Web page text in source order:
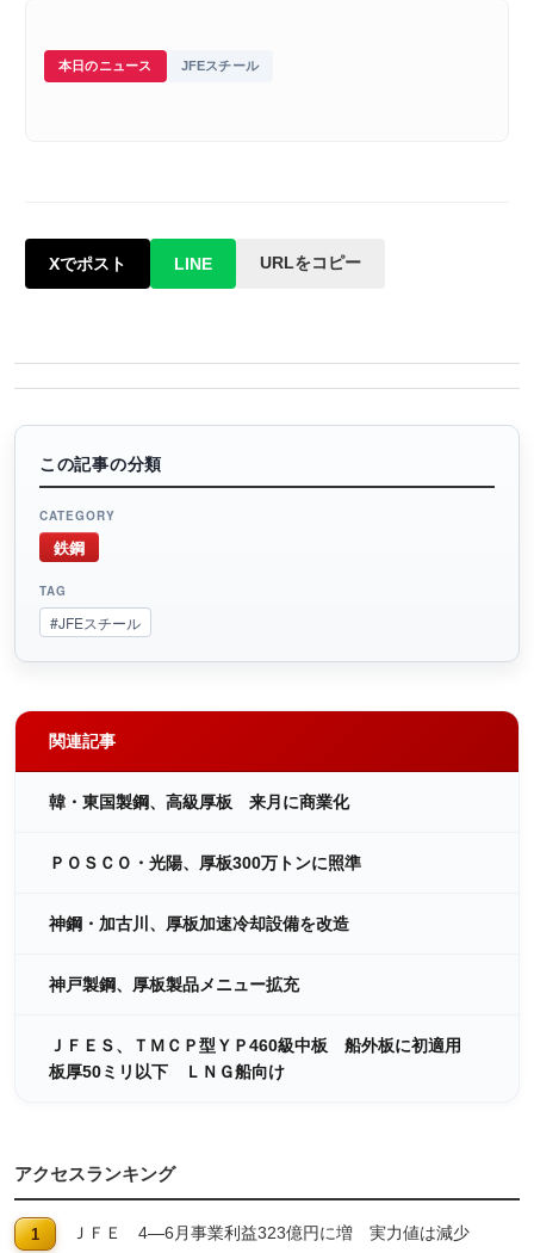
本日のニュース JFEスチール
Xでポスト LINE URLをコピー
この記事の分類
CATEGORY
鉄鋼
TAG
#JFEスチール
関連記事
韓・東国製鋼、高級厚板 来月に商業化
ＰＯＳＣＯ・光陽、厚板300万トンに照準
神鋼・加古川、厚板加速冷却設備を改造
神戸製鋼、厚板製品メニュー拡充
ＪＦＥＳ、ＴＭＣＰ型ＹＰ460級中板 船外板に初適用
板厚50ミリ以下 ＬＮＧ船向け
アクセスランキング
ＪＦＥ 4―6月事業利益323億円に増 実力値は減少